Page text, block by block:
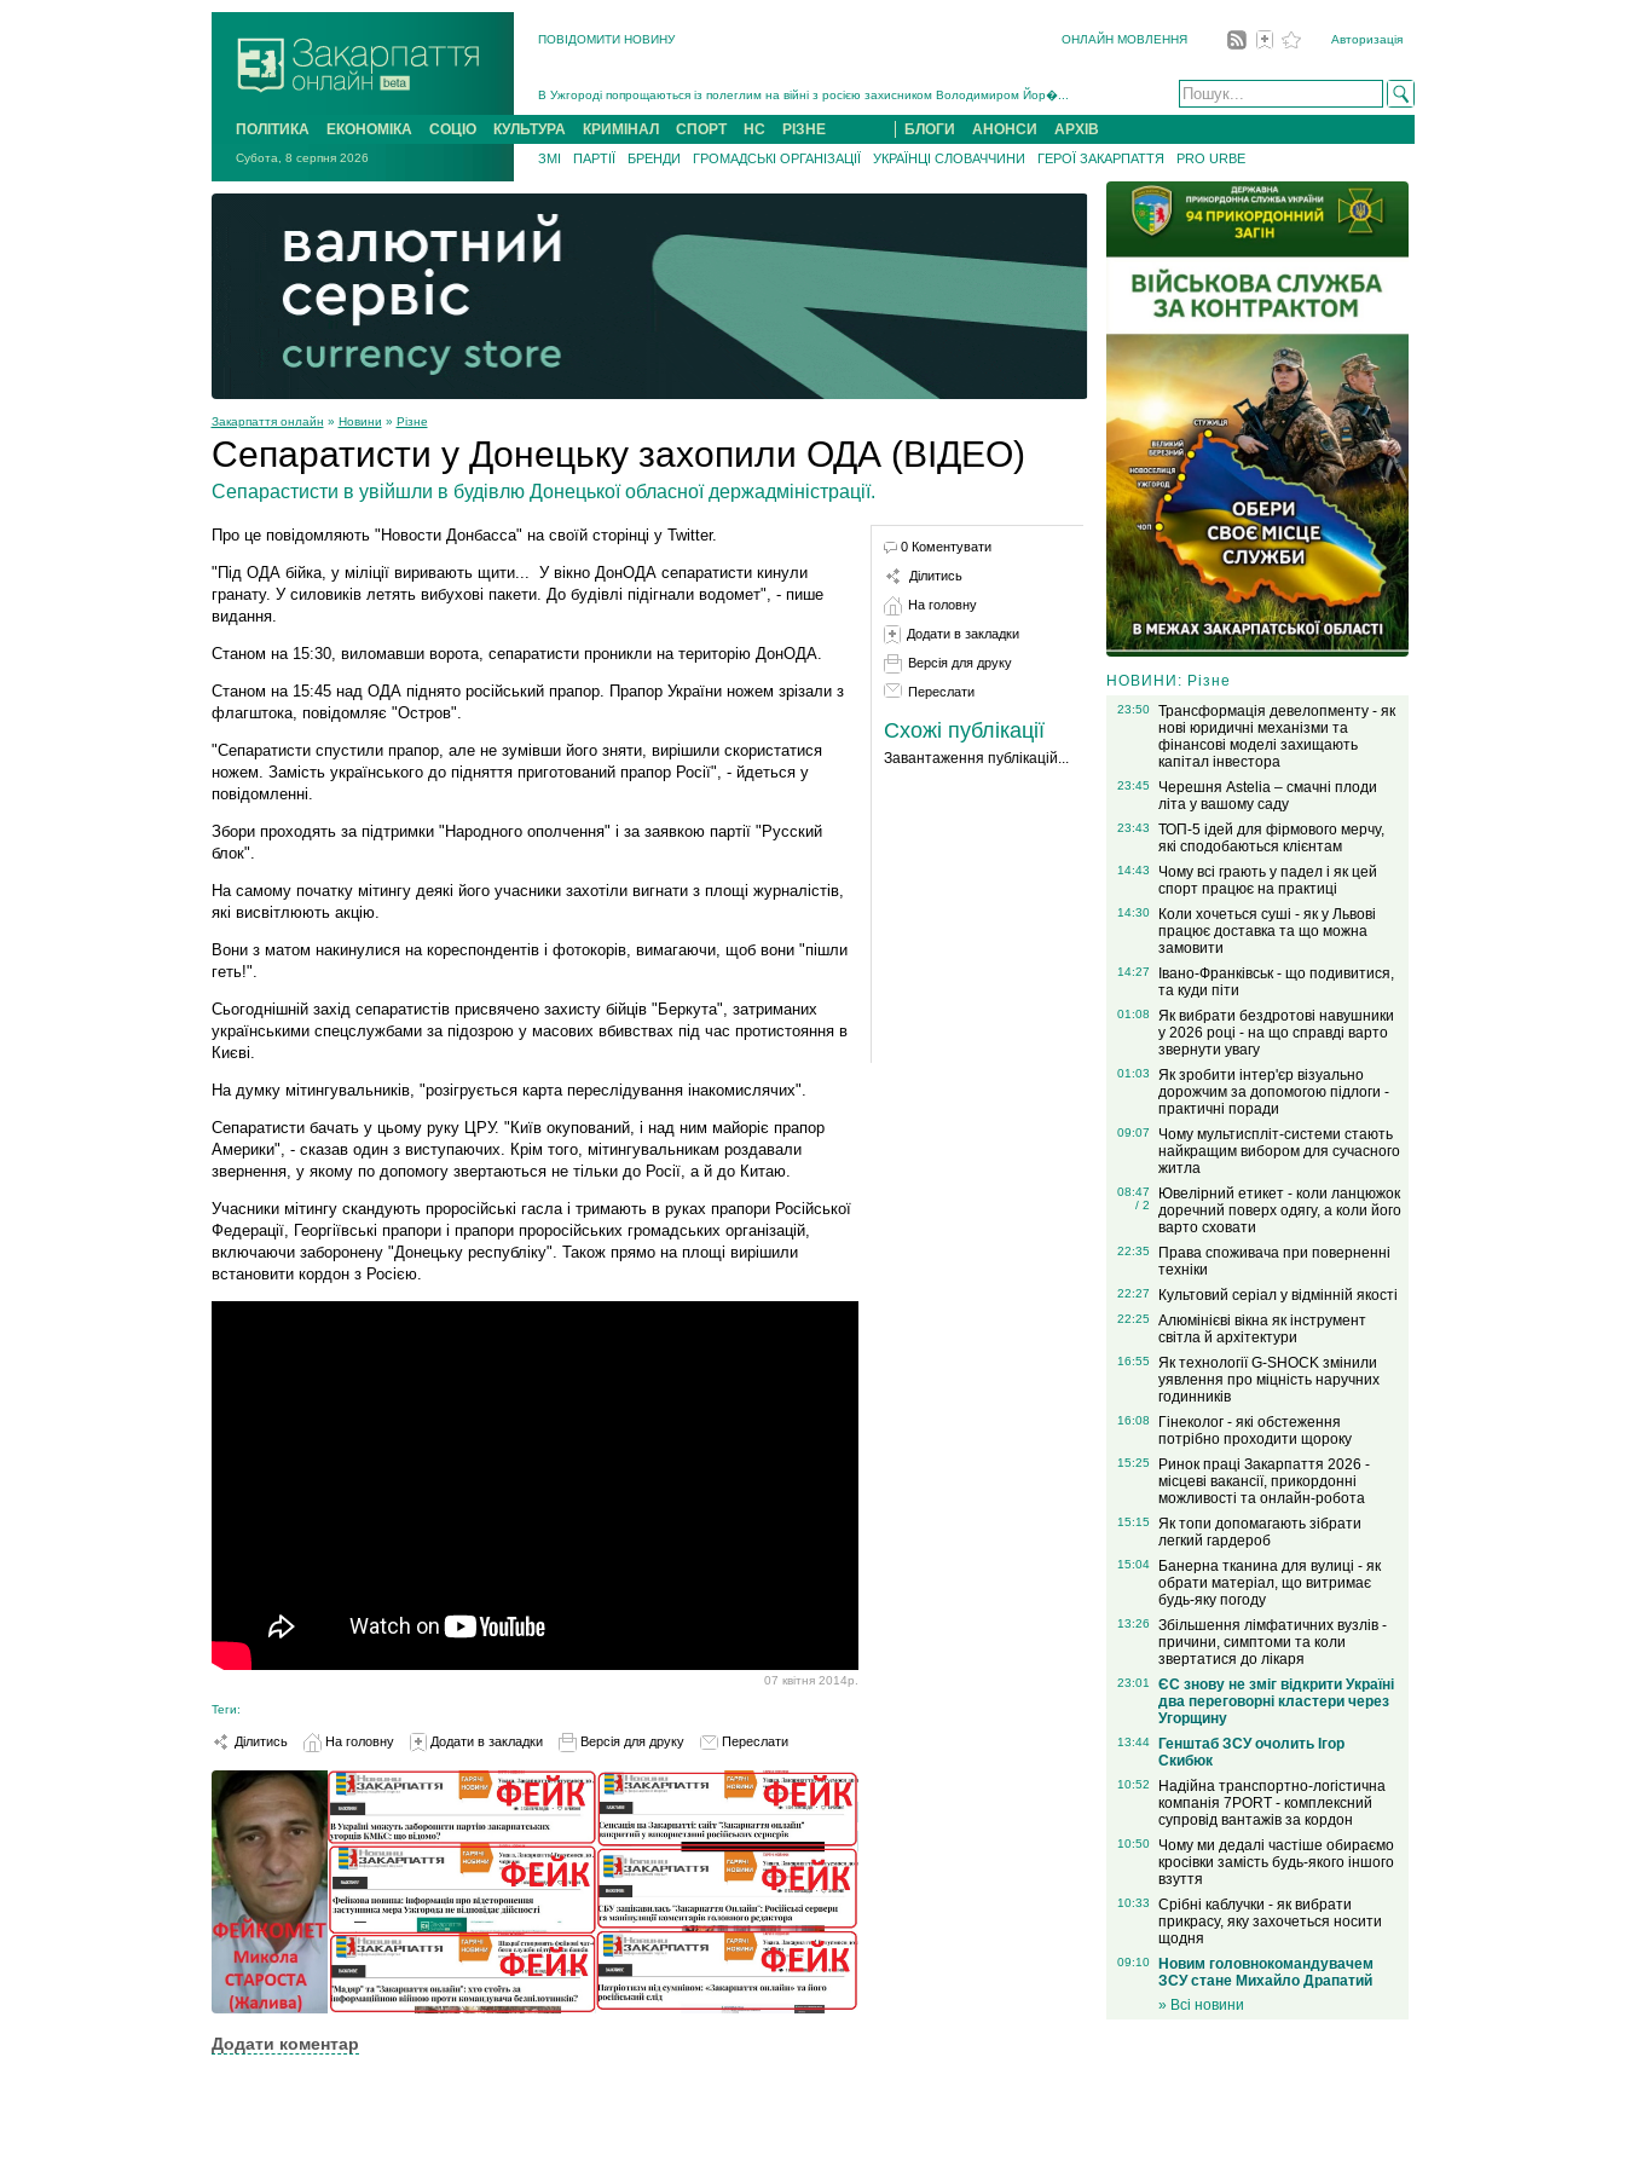
ПОВІДОМИТИ НОВИНУ ОНЛАЙН МОВЛЕННЯ Авторизація
В Ужгороді попрощаються із полеглим на війні з росією захисником Володимиром Йор�...
В Ужгороді 5 серпня попрощаються із захисником Богданом Югасом, який два роки �...
Підтвердили загибель захисника із Нанкова на Хустщині Юліана Гербея (ФОТО)[/gree...
На війні з рф поліг військовий з Виноградова Ігнат Роздяловський (ФОТО)...
На Хустщині внаслідок ДТП за участі трьох авто постраждали 13 людей (ФОТО)...
Інструктора районного ТЦК на Закарпатті судитимуть за обвинувачен...
ПОЛІТИКА ЕКОНОМІКА СОЦІО КУЛЬТУРА КРИМІНАЛ СПОРТ НС РІЗНЕ БЛОГИ АНОНСИ АРХІВ
Субота, 8 серпня 2026 ЗМІ ПАРТІЇ БРЕНДИ ГРОМАДСЬКІ ОРГАНІЗАЦІЇ УКРАЇНЦІ СЛОВАЧЧИНИ ГЕРОЇ ЗАКАРПАТТЯ PRO URBE
Закарпаття онлайн » Новини » Різне
Сепаратисти у Донецьку захопили ОДА (ВІДЕО)
Сепарастисти в увійшли в будівлю Донецької обласної держадміністрації.
Про це повідомляють "Новости Донбасса" на своїй сторінці у Twitter.
"Під ОДА бійка, у міліції виривають щити... У вікно ДонОДА сепаратисти кинули
гранату. У силовиків летять вибухові пакети. До будівлі підігнали водомет", - пише
видання.
Станом на 15:30, виломавши ворота, сепаратисти проникли на територію ДонОДА.
Станом на 15:45 над ОДА піднято російський прапор. Прапор України ножем зрізали з
флагштока, повідомляє "Остров".
"Сепаратисти спустили прапор, але не зумівши його зняти, вирішили скористатися
ножем. Замість українського до підняття приготований прапор Росії", - йдеться у
повідомленні.
Збори проходять за підтримки "Народного ополчення" і за заявкою партії "Русский
блок".
На самому початку мітингу деякі його учасники захотіли вигнати з площі журналістів,
які висвітлюють акцію.
Вони з матом накинулися на кореспондентів і фотокорів, вимагаючи, щоб вони "пішли
геть!".
Сьогоднішній захід сепаратистів присвячено захисту бійців "Беркута", затриманих
українськими спецслужбами за підозрою у масових вбивствах під час протистояння в
Києві.
На думку мітингувальників, "розігрується карта переслідування інакомислячих".
Сепаратисти бачать у цьому руку ЦРУ. "Київ окупований, і над ним майоріє прапор
Америки", - сказав один з виступаючих. Крім того, мітингувальникам роздавали
звернення, у якому по допомогу звертаються не тільки до Росії, а й до Китаю.
Учасники мітингу скандують проросійські гасла і тримають в руках прапори Російської
Федерації, Георгіївські прапори і прапори проросійських громадських організацій,
включаючи заборонену "Донецьку республіку". Також прямо на площі вирішили
встановити кордон з Росією.
07 квітня 2014р.
Теги:
Ділитись На головну Додати в закладки Версія для друку Переслати
Додати коментар
0 Коментувати
Ділитись
На головну
Додати в закладки
Версія для друку
Переслати
Схожі публікації
Завантаження публікацій...
НОВИНИ: Різне
23:50
Трансформація девелопменту - як
нові юридичні механізми та
фінансові моделі захищають
капітал інвестора
23:45
Черешня Astelia – смачні плоди
літа у вашому саду
23:43
ТОП-5 ідей для фірмового мерчу,
які сподобаються клієнтам
14:43
Чому всі грають у падел і як цей
спорт працює на практиці
14:30
Коли хочеться суші - як у Львові
працює доставка та що можна
замовити
14:27
Івано-Франківськ - що подивитися,
та куди піти
01:08
Як вибрати бездротові навушники
у 2026 році - на що справді варто
звернути увагу
01:03
Як зробити інтер'єр візуально
дорожчим за допомогою підлоги -
практичні поради
09:07
Чому мультиспліт-системи стають
найкращим вибором для сучасного
житла
08:47
/ 2
Ювелірний етикет - коли ланцюжок
доречний поверх одягу, а коли його
варто сховати
22:35
Права споживача при поверненні
техніки
22:27 Культовий серіал у відмінній якості
22:25
Алюмінієві вікна як інструмент
світла й архітектури
16:55
Як технології G-SHOCK змінили
уявлення про міцність наручних
годинників
16:08
Гінеколог - які обстеження
потрібно проходити щороку
15:25
Ринок праці Закарпаття 2026 -
місцеві вакансії, прикордонні
можливості та онлайн-робота
15:15
Як топи допомагають зібрати
легкий гардероб
15:04
Банерна тканина для вулиці - як
обрати матеріал, що витримає
будь-яку погоду
13:26
Збільшення лімфатичних вузлів -
причини, симптоми та коли
звертатися до лікаря
23:01
ЄС знову не зміг відкрити Україні
два переговорні кластери через
Угорщину
13:44
Генштаб ЗСУ очолить Ігор
Скибюк
10:52
Надійна транспортно-логістична
компанія 7PORT - комплексний
супровід вантажів за кордон
10:50
Чому ми дедалі частіше обираємо
кросівки замість будь-якого іншого
взуття
10:33
Срібні каблучки - як вибрати
прикрасу, яку захочеться носити
щодня
09:10
Новим головнокомандувачем
ЗСУ стане Михайло Драпатий
» Всі новини